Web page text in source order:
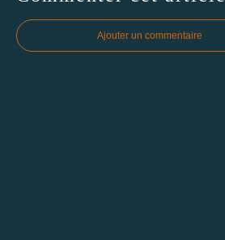
Ajouter un commentaire